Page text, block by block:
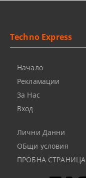
Techno Express
Начало
Рекламации
За Нас
Вход
Лични Данни
ОБщи условия
ПРОБНА СТРАНИЦА